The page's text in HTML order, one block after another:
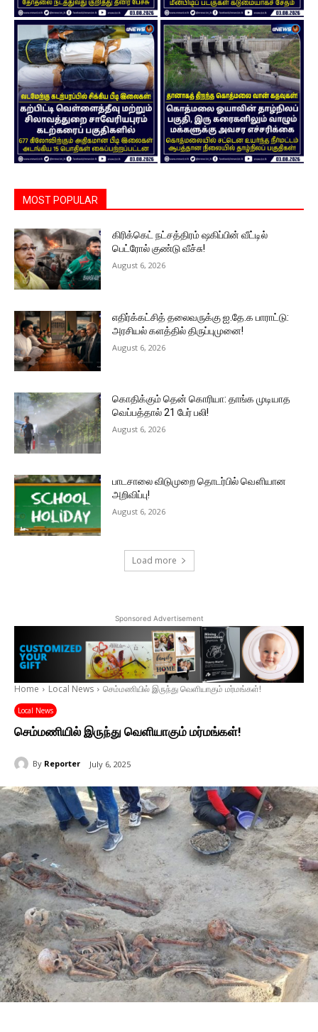
MOST POPULAR
கிரிக்கெட் நட்சத்திரம் ஷகிப்பின் வீட்டில்
பெட்ரோல் குண்டு வீச்சு!
August 6, 2026
எதிர்க்கட்சித் தலைவருக்கு ஐ.தே.க பாராட்டு:
அரசியல் களத்தில் திருப்புமுனை!
August 6, 2026
கொதிக்கும் தென் கொரியா: தாங்க முடியாத
வெப்பத்தால் 21 பேர் பலி!
August 6, 2026
பாடசாலை விடுமுறை தொடர்பில் வௌியான
அறிவிப்பு!
August 6, 2026
Load more